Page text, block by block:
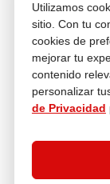
Utilizamos
sitio. Con tu
cookies de
mejorar tu
contenido
personalizar
de Privacidad
L-
Nosotros
Atención al